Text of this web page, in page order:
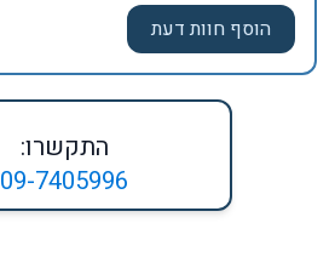
התקשרו:
09-7405996